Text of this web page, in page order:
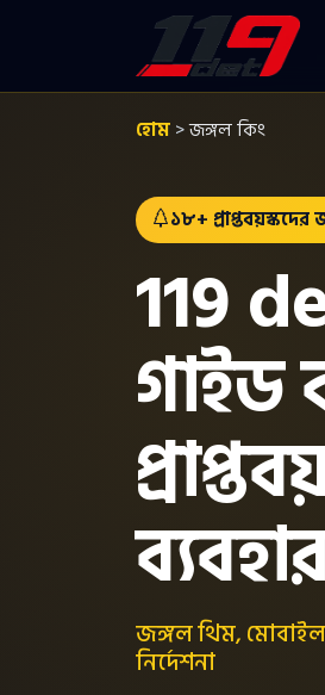
হোম >জঙ্গল কিং
১৮+ প্রাপ্তবয়স্কদের
119
গাইড
জঙ্গল থিম, মোবাইল
নির্দেশনা